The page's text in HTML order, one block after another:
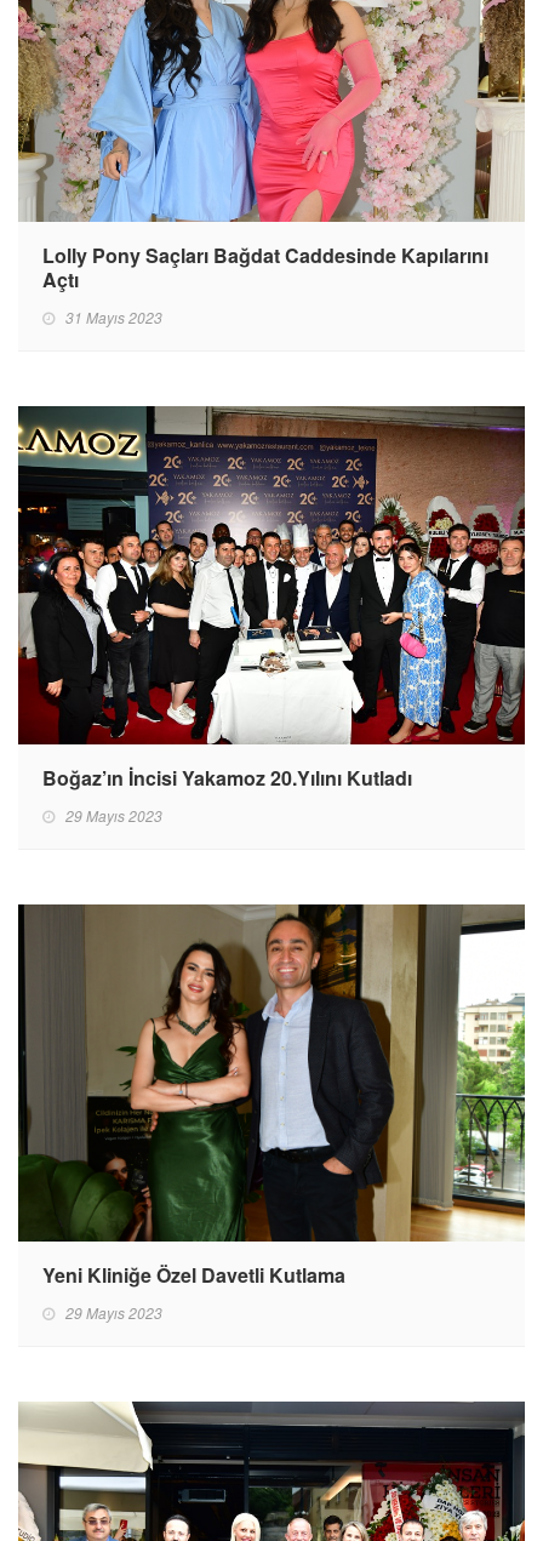
Lolly Pony Saçları Bağdat Caddesinde Kapılarını
Açtı
31 Mayıs 2023
Boğaz’ın İncisi Yakamoz 20.Yılını Kutladı
29 Mayıs 2023
Yeni Kliniğe Özel Davetli Kutlama
29 Mayıs 2023